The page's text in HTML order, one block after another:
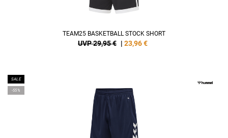
TEAM25 BASKETBALL STOCK SHORT
UVP 29,95 € | 23,96€
SALE
-55%